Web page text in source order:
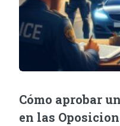
Cómo aprobar
en las